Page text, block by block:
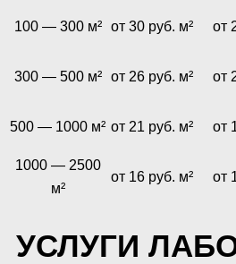
100 — 300 м² от 30 руб. м² от
300 — 500 м² от 26 руб. м² от
500 — 1000 м² от 21 руб. м² от
1000 — 2500
м²
от 16 руб. м² от
УСЛУГИ